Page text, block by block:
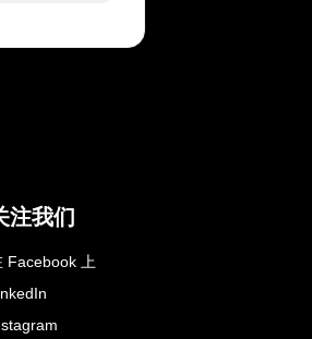
注我们
Facebook 上